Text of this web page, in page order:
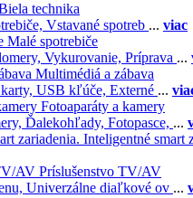
technika
Vstavané spotreb ... viac
Malé spotrebiče
Vykurovanie, Príprava ...
Multimédiá a zábava
USB kľúče, Externé ...
Fotoaparáty a kamery
Ďalekohľady, Fotopasce, ...
Inteligentné smart
Príslušenstvo TV/AV
Univerzálne diaľkové ov ...